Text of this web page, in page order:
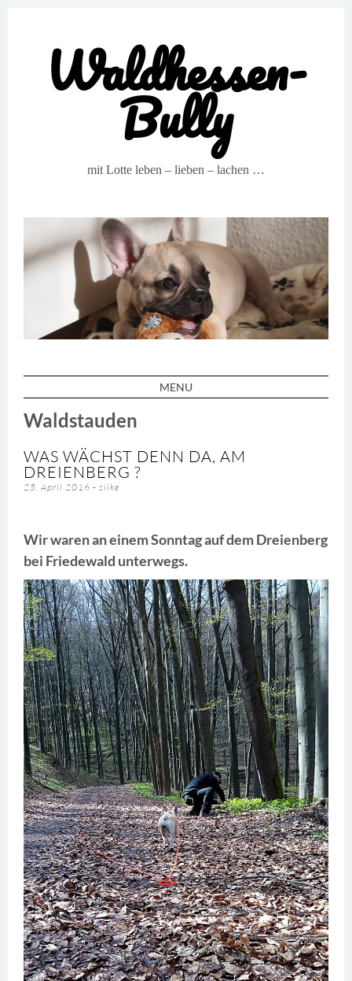
Waldhessen-
Bully
mit Lotte leben – lieben – lachen …
MENU
SKIP TO CONTENT
Waldstauden
WAS WÄCHST DENN DA, AM
DREIENBERG ?
25. April 2016 - silke
Wir waren an einem Sonntag auf dem Dreienberg
bei Friedewald unterwegs.